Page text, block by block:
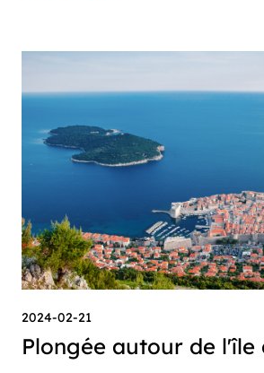
2024-02-21
Plongée autour de l'île